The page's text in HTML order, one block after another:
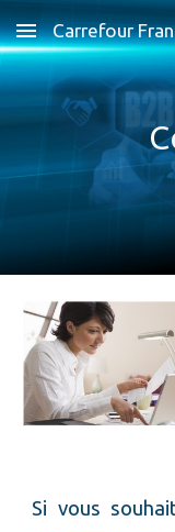
Skip to main content
Carrefour
Si vous